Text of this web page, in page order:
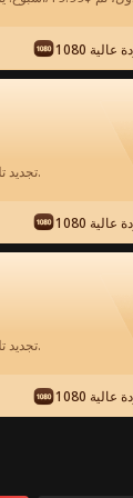
شاهد مجانًا
الحلقة 58 -
تجديد تلقائي. يمكنك الإلغاء في أي وقت.
تجديد تلقائي. يمكنك الإلغاء في أي وقت.